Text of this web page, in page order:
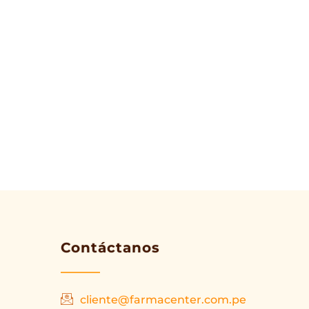
Contáctanos
cliente@farmacenter.com.pe